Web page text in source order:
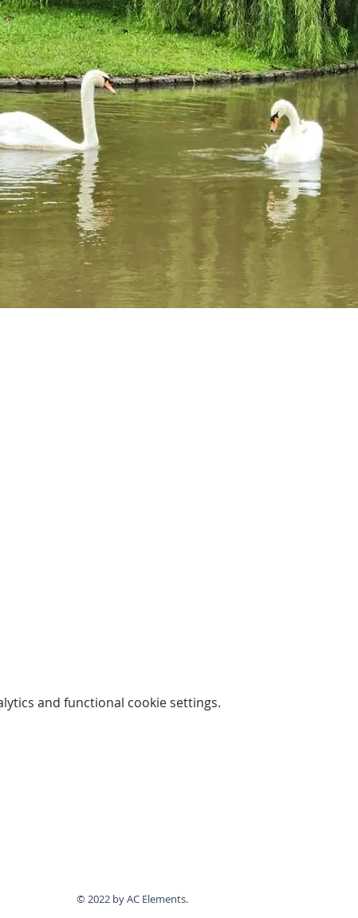
and functional cookie settings.
© 2022 by AC Elements.